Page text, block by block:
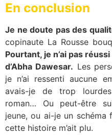
En conclusion
Je ne doute pas des
copinaute La Rousse
Pourtant, je n’ai pas
d’Abha Dawesar. Les
je n’ai ressenti aucune
avais-je de trop
roman… Ou peut-être
jeune, ou ai-je un
cette histoire m’ait plu.